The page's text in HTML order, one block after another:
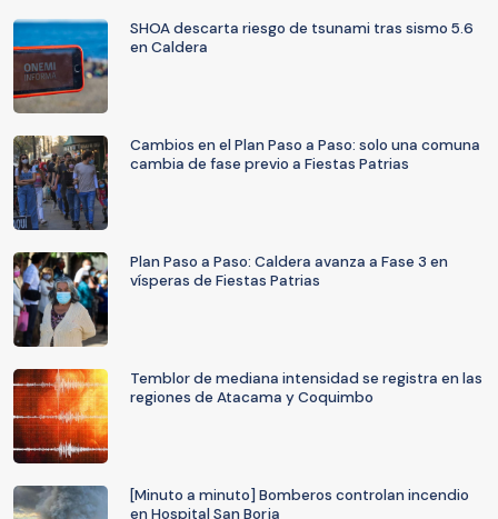
SHOA descarta riesgo de tsunami tras sismo 5.6
en Caldera
Cambios en el Plan Paso a Paso: solo una comuna
cambia de fase previo a Fiestas Patrias
Plan Paso a Paso: Caldera avanza a Fase 3 en
vísperas de Fiestas Patrias
Temblor de mediana intensidad se registra en las
regiones de Atacama y Coquimbo
[Minuto a minuto] Bomberos controlan incendio
en Hospital San Borja